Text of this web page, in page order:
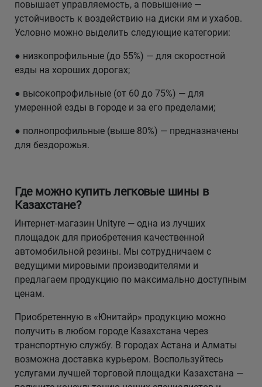
повышает управляемость, а повышение —
устойчивость к воздействию на диски ям и ухабов.
Условно можно выделить следующие категории:
● низкопрофильные (до 55%) — для скоростной
езды на хороших дорогах;
● высокопрофильные (от 60 до 75%) — для
умеренной езды в городе и за его пределами;
● полнопрофильные (выше 80%) — предназначены
для бездорожья.
Где можно купить легковые шины в
Казахстане?
Интернет-магазин Unityre — одна из лучших
площадок для приобретения качественной
автомобильной резины. Мы сотрудничаем с
ведущими мировыми производителями и
предлагаем продукцию по максимально доступным
ценам.
Приобретенную в «Юнитайр» продукцию можно
получить в любом городе Казахстана через
транспортную службу. В городах Астана и Алматы
возможна доставка курьером. Воспользуйтесь
услугами лучшей торговой площадки Казахстана —